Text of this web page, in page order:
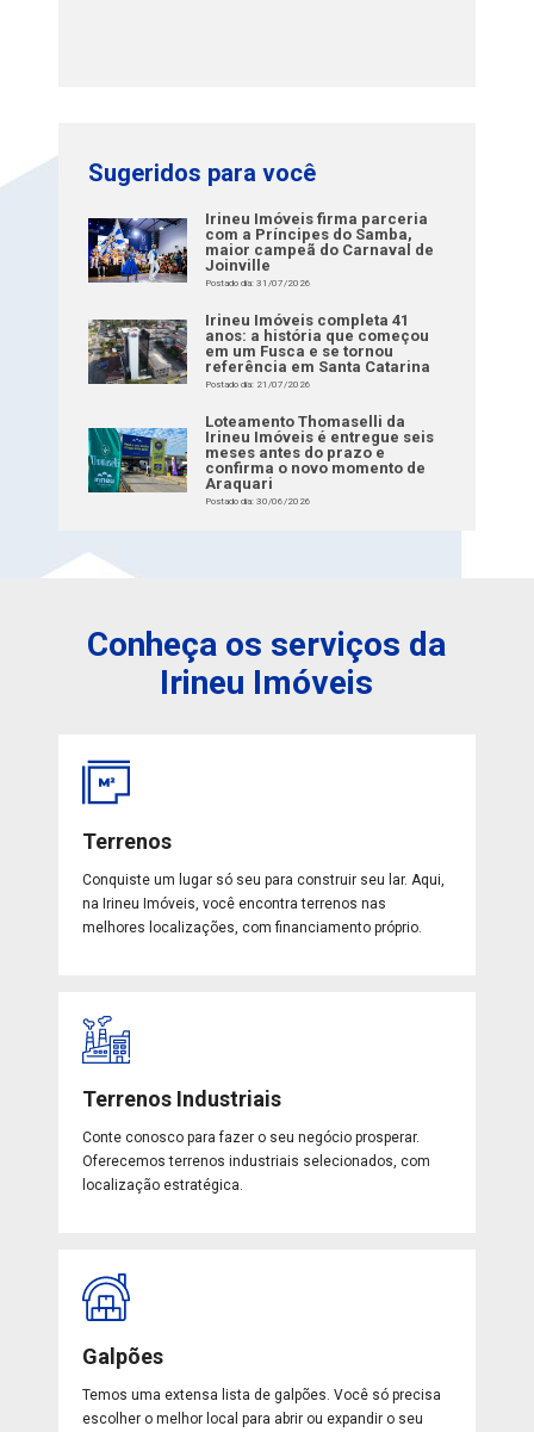
Sugeridos para você
Irineu Imóveis firma parceria
com a Príncipes do Samba,
maior campeã do Carnaval de
Joinville
Postado dia: 31/07/2026
Irineu Imóveis completa 41
anos: a história que começou
em um Fusca e se tornou
referência em Santa Catarina
Postado dia: 21/07/2026
Loteamento Thomaselli da
Irineu Imóveis é entregue seis
meses antes do prazo e
confirma o novo momento de
Araquari
Postado dia: 30/06/2026
Conheça os serviços da
Irineu Imóveis
Terrenos
Conquiste um lugar só seu para construir seu lar. Aqui,
na Irineu Imóveis, você encontra terrenos nas
melhores localizações, com financiamento próprio.
Terrenos Industriais
Conte conosco para fazer o seu negócio prosperar.
Oferecemos terrenos industriais selecionados, com
localização estratégica.
Galpões
Temos uma extensa lista de galpões. Você só precisa
escolher o melhor local para abrir ou expandir o seu